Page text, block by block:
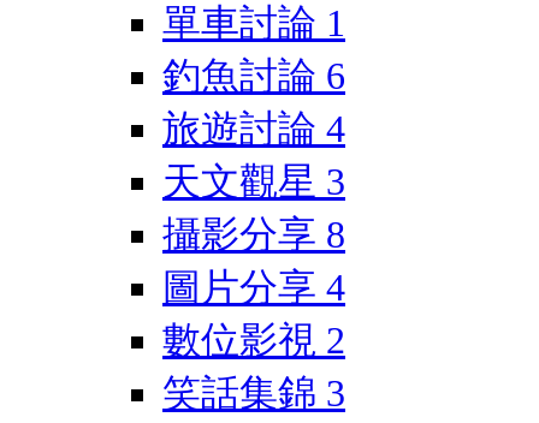
單車討論 1
釣魚討論 6
旅遊討論 4
天文觀星 3
攝影分享 8
圖片分享 4
數位影視 2
笑話集錦 3